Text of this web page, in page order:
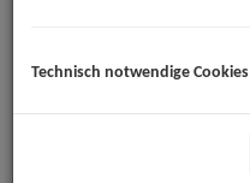
Technisch notwendige Cookies